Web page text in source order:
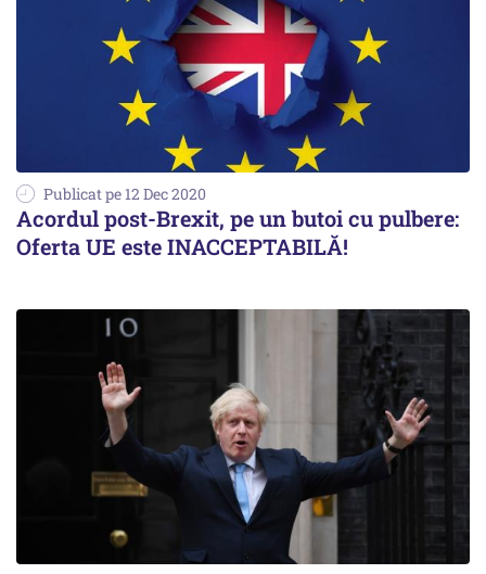
Publicat pe 12 Dec 2020
Acordul post-Brexit, pe un butoi cu pulbere:
Oferta UE este INACCEPTABILĂ!